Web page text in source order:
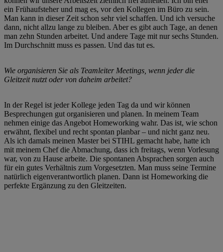
ein Frühaufsteher und mag es, vor den Kollegen im Büro zu sein.
Man kann in dieser Zeit schon sehr viel schaffen. Und ich versuche
dann, nicht allzu lange zu bleiben. Aber es gibt auch Tage, an denen
man zehn Stunden arbeitet. Und andere Tage mit nur sechs Stunden.
Im Durchschnitt muss es passen. Und das tut es.
Wie organisieren Sie als Teamleiter Meetings, wenn jeder die
Gleitzeit nutzt oder von daheim arbeitet?
In der Regel ist jeder Kollege jeden Tag da und wir können
Besprechungen gut organisieren und planen. In meinem Team
nehmen einige das Angebot Homeworking wahr. Das ist, wie schon
erwähnt, flexibel und recht spontan planbar – und nicht ganz neu.
Als ich damals meinen Master bei STIHL gemacht habe, hatte ich
mit meinem Chef die Abmachung, dass ich freitags, wenn Vorlesung
war, von zu Hause arbeite. Die spontanen Absprachen sorgen auch
für ein gutes Verhältnis zum Vorgesetzten. Man muss seine Termine
natürlich eigenverantwortlich planen. Dann ist Homeworking die
perfekte Ergänzung zu den Gleitzeiten.